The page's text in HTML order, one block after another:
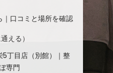
口コミと場所を確認
える）
5丁目店（別館）｜整
専門